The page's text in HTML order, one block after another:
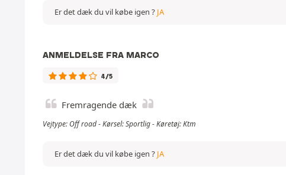
Er det dæk du vil købe igen ? JA
ANMELDELSE FRA MARCO
4/5
Fremragende dæk
Vejtype: Off road - Kørsel: Sportlig - Køretøj: Ktm
Er det dæk du vil købe igen ? JA